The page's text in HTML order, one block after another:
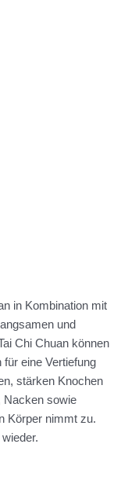
in Kombination mit
und
Chi Chuan können
für eine Vertiefung
stärken Knochen
Nacken sowie
Körper nimmt zu.